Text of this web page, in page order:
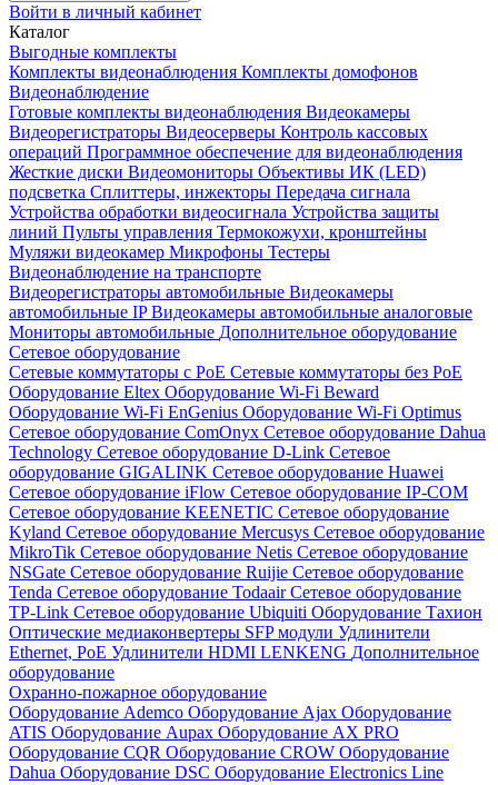
Войти в личный кабинет
Каталог
Выгодные комплекты
Комплекты видеонаблюдения Комплекты домофонов
Видеонаблюдение
Готовые комплекты видеонаблюдения Видеокамеры
Видеорегистраторы Видеосерверы Контроль кассовых
операций Программное обеспечение для видеонаблюдения
Жесткие диски Видеомониторы Объективы ИК (LED)
подсветка Сплиттеры, инжекторы Передача сигнала
Устройства обработки видеосигнала Устройства защиты
линий Пульты управления Термокожухи, кронштейны
Муляжи видеокамер Микрофоны Тестеры
Видеонаблюдение на транспорте
Видеорегистраторы автомобильные Видеокамеры
автомобильные IPВидеокамеры автомобильные аналоговые
Мониторы автомобильные Дополнительное оборудование
Сетевое оборудование
Сетевые коммутаторы с РоЕ Сетевые коммутаторы без РоЕ
Оборудование Eltex Оборудование Wi-Fi Beward
Оборудование Wi-Fi EnGenius Оборудование Wi-Fi Optimus
Сетевое оборудование ComOnyx Сетевое оборудование Dahua
Technology Сетевое оборудование D-Link Сетевое
оборудование GIGALINK Сетевое оборудование Huawei
Сетевое оборудование iFlow Сетевое оборудование IP-COM
Сетевое оборудование KEENETIC Сетевое оборудование
Kyland Сетевое оборудование Mercusys Сетевое оборудование
MikroTik Сетевое оборудование Netis Сетевое оборудование
NSGate Сетевое оборудование Ruijie Сетевое оборудование
Tenda Сетевое оборудование TodaairСетевое оборудование
TP-Link Сетевое оборудование Ubiquiti Оборудование Тахион
Оптические медиаконвертеры SFP модули Удлинители
Ethernet, PoE Удлинители HDMI LENKENG Дополнительное
оборудование
Охранно-пожарное оборудование
Оборудование Ademco Оборудование Ajax Оборудование
ATIS Оборудование Aupax Оборудование AX PRO
Оборудование CQR Оборудование CROW Оборудование
Dahua Оборудование DSC Оборудование Electronics Line